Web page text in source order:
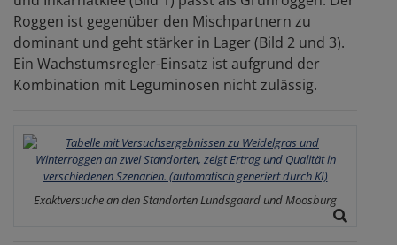
Roggen ist gegenüber den Mischpartnern zu
dominant und geht stärker in Lager (Bild 2 und 3).
Ein Wachstumsregler-Einsatz ist aufgrund der
Kombination mit Leguminosen nicht zulässig.
Exaktversuche an den Standorten Lundsgaard und Moosburg